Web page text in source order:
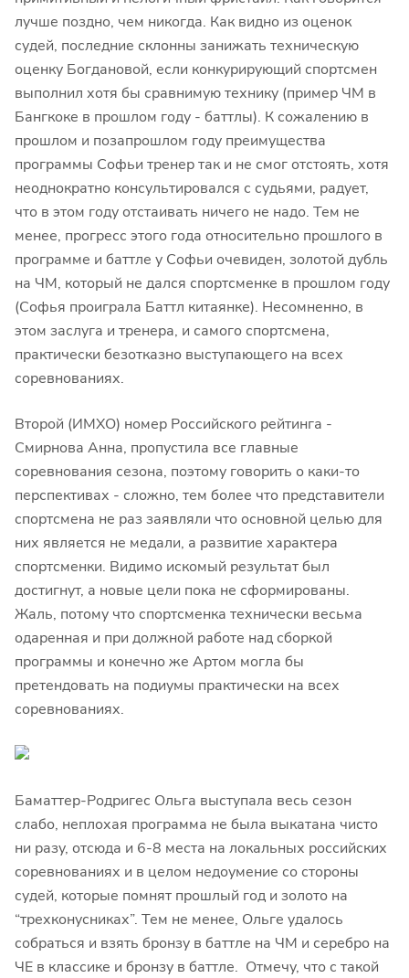
лучше поздно, чем никогда. Как видно из оценок
судей, последние склонны занижать техническую
оценку Богдановой, если конкурирующий спортсмен
выполнил хотя бы сравнимую технику (пример ЧМ в
Бангкоке в прошлом году - баттлы). К сожалению в
прошлом и позапрошлом году преимущества
программы Софьи тренер так и не смог отстоять, хотя
неоднократно консультировался с судьями, радует,
что в этом году отстаивать ничего не надо. Тем не
менее, прогресс этого года относительно прошлого в
программе и баттле у Софьи очевиден, золотой дубль
на ЧМ, который не дался спортсменке в прошлом году
(Софья проиграла Баттл китаянке). Несомненно, в
этом заслуга и тренера, и самого спортсмена,
практически безотказно выступающего на всех
соревнованиях.
Второй (ИМХО) номер Российского рейтинга -
Смирнова Анна, пропустила все главные
соревнования сезона, поэтому говорить о каки-то
перспективах - сложно, тем более что представители
спортсмена не раз заявляли что основной целью для
них является не медали, а развитие характера
спортсменки. Видимо искомый результат был
достигнут, а новые цели пока не сформированы.
Жаль, потому что спортсменка технически весьма
одаренная и при должной работе над сборкой
программы и конечно же Артом могла бы
претендовать на подиумы практически на всех
соревнованиях.
Баматтер-Родригес Ольга выступала весь сезон
слабо, неплохая программа не была выкатана чисто
ни разу, отсюда и 6-8 места на локальных российских
соревнованиях и в целом недоумение со стороны
судей, которые помнят прошлый год и золото на
“трехконусниках”. Тем не менее, Ольге удалось
собраться и взять бронзу в баттле на ЧМ и серебро на
ЧЕ в классике и бронзу в баттле. Отмечу, что с такой